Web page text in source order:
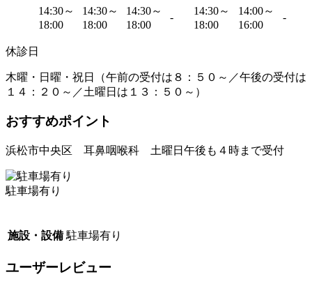
14:30～
18:00
14:30～
18:00
14:30～
18:00
-
14:30～
18:00
14:00～
16:00
-
休診日
木曜・日曜・祝日（午前の受付は８：５０～／午後の受付は
１４：２０～／土曜日は１３：５０～）
おすすめポイント
浜松市中央区 耳鼻咽喉科 土曜日午後も４時まで受付
駐車場有り
施設・設備 駐車場有り
ユーザーレビュー